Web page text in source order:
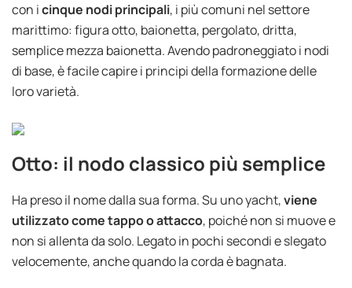
con icinque nodi principali, i più comuni nel settore
marittimo: figura otto, baionetta, pergolato, dritta,
semplice mezza baionetta. Avendo padroneggiato i nodi
di base, è facile capire i principi della formazione delle
loro varietà.
Otto: il nodo classico più semplice
Ha preso il nome dalla sua forma. Su uno yacht,viene
utilizzato come tappo o attacco, poiché non si muove e
non si allenta da solo. Legato in pochi secondi e slegato
velocemente, anche quando la corda è bagnata.